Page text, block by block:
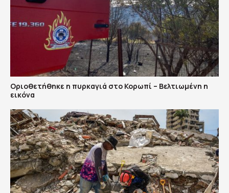
Οριοθετήθηκε η πυρκαγιά στο Κορωπί – Βελτιωμένη η
εικόνα